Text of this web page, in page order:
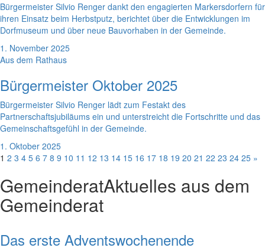
Bürgermeister Silvio Renger dankt den engagierten Markersdorfern für
ihren Einsatz beim Herbstputz, berichtet über die Entwicklungen im
Dorfmuseum und über neue Bauvorhaben in der Gemeinde.
1. November 2025
Aus dem Rathaus
Bürgermeister Oktober 2025
Bürgermeister Silvio Renger lädt zum Festakt des
Partnerschaftsjubiläums ein und unterstreicht die Fortschritte und das
Gemeinschaftsgefühl in der Gemeinde.
1. Oktober 2025
1 2 3 4 5 6 7 8 9 10 11 12 13 14 15 16 17 18 19 20 21 22 23 24 25 »
GemeinderatAktuelles aus dem
Gemeinderat
Das erste Adventswochenende